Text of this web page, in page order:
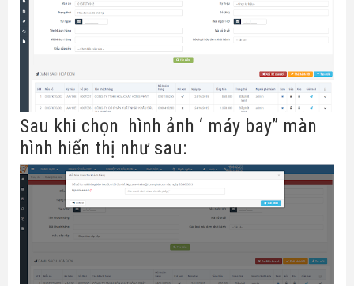
Sau khi chọn hình ảnh ‘ máy bay” màn
hình hiển thị như sau: